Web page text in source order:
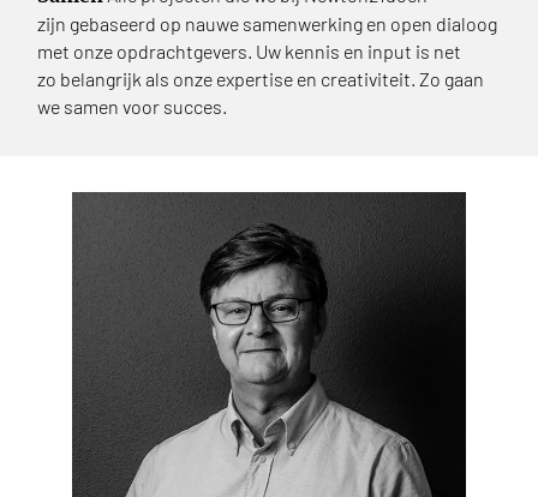
zijn gebaseerd op nauwe samenwerking en open dialoog
met onze opdrachtgevers. Uw kennis en input is net
zo belangrijk als onze expertise en creativiteit. Zo gaan
we samen voor succes.